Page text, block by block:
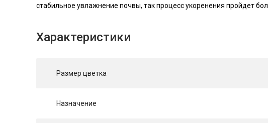
стабильное увлажнение почвы, так процесс укоренения пройдет
Характеристики
Размер цветка
Назначение